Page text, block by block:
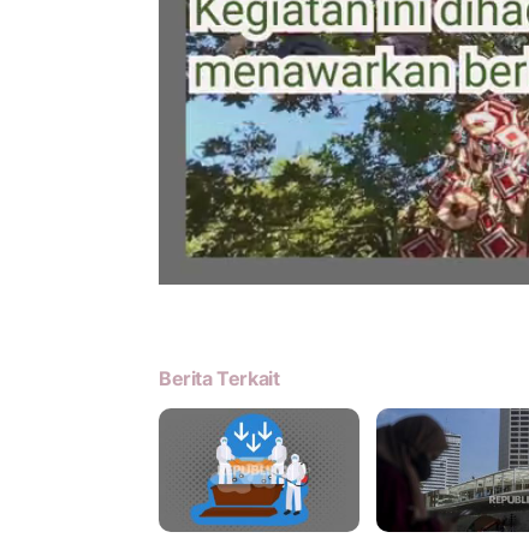
Berita Terkait